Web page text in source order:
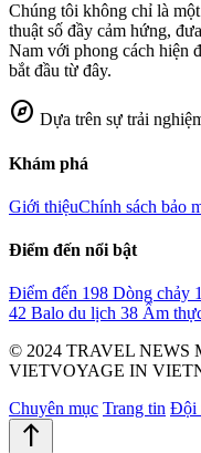
Chúng tôi không chỉ là
thuật số đầy cảm hứng,
Nam với phong cách hiện
bắt đầu từ đây.
explore Dựa trên sự trải
Khám phá
Giới thiệuChính sách bảo
Điểm đến nổi bật
Điểm đến 198 Dòng chảy
42 Balo du lịch 38 Ẩm
© 2024 TRAVEL NEWS
VIETVOYAGE IN
Chuyên mục Trang tin Đội
north